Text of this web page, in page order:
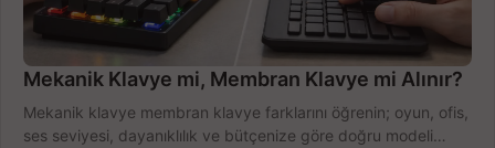
Mekanik Klavye mi, Membran Klavye mi Alınır?
Mekanik klavye membran klavye farklarını öğrenin; oyun, ofis,
ses seviyesi, dayanıklılık ve bütçenize göre doğru modeli